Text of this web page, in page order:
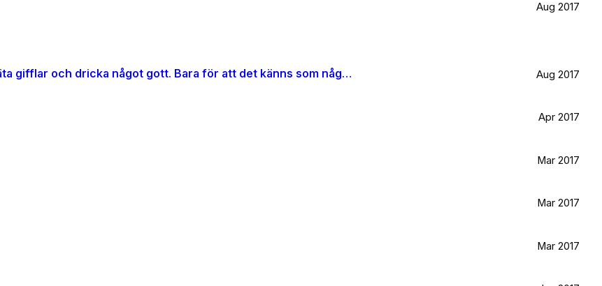
Aug 2017
När jag blir stor vill jag gå ombord på en sån dära båt och äta gifflar och dricka något gott. Bara för att det känns som något jag skulle tycka om. Aug 2017
Apr 2017
Mar 2017
Mar 2017
Mar 2017